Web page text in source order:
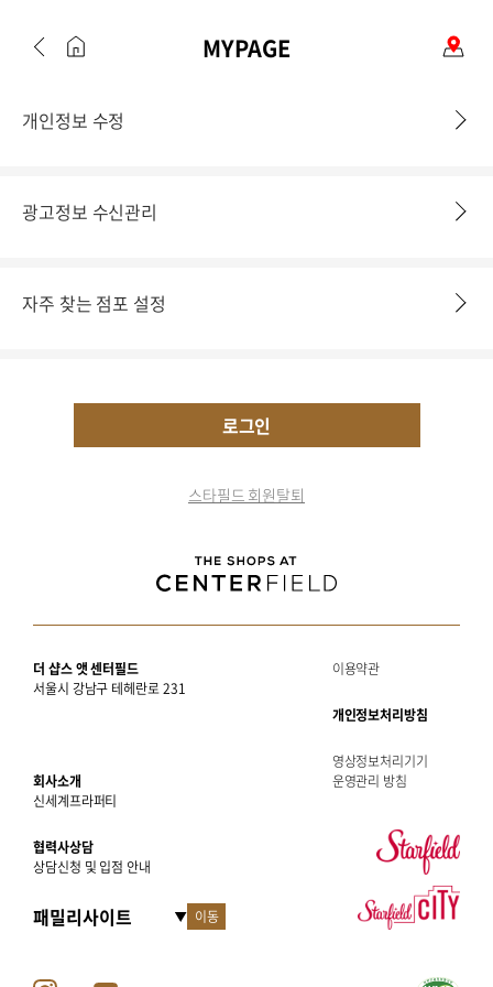
MYPAGE
개인정보 수정
광고정보 수신관리
자주 찾는 점포 설정
로그인
스타필드 회원탈퇴
더 샵스 앳 센터필드
서울시 강남구 테헤란로 231
회사소개
신세계프라퍼티
협력사상담
상담신청 및 입점 안내
이동
이용약관
개인정보처리방침
영상정보처리기기
운영관리 방침